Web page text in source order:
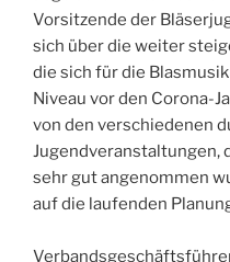
Vorsitzende der
sich über die weiter
die sich für die
Niveau vor den Corona-
von den verschiedenen
Jugendveranstaltungen,
sehr gut angenommen
auf die laufenden